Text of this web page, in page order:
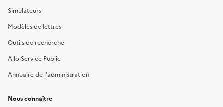
Simulateurs
Modèles de lettres
Outils de recherche
Allo Service Public
Annuaire de l'administration
Nous connaître